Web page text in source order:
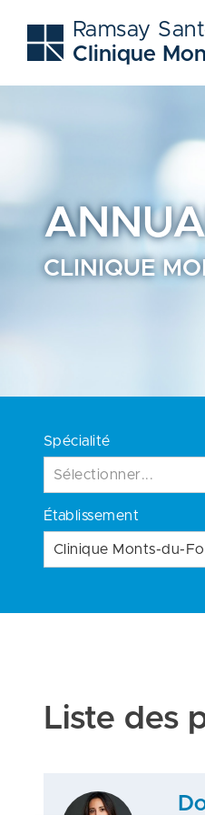
Ramsay
Clinique
CLINIQUE
Spécialité
Sélectionner...
Établissement
Clinique Monts-du-
Liste des